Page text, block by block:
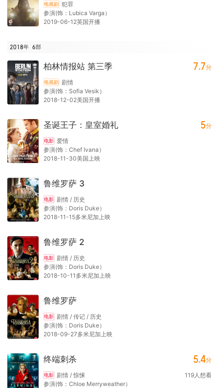
电视剧 犯罪
参演(饰：Lubica Varga）
2019-06-12英国开播
2018年 6部
柏林情报站 第三季
电视剧 剧情
参演(饰：Sofia Vesik）
2018-12-02美国开播
7.7分
圣诞王子：皇室婚礼
电影 爱情
参演(饰：Chef Ivana）
2018-11-30美国上映
5分
鲁维罗萨 3
电影 剧情 / 历史
参演(饰：Doris Duke）
2018-11-15多米尼加上映
鲁维罗萨 2
电影 剧情 / 历史
参演(饰：Doris Duke）
2018-10-11多米尼加上映
鲁维罗萨
电影 剧情 / 传记 / 历史
参演(饰：Doris Duke）
2018-09-27多米尼加上映
终端刺杀
电影 剧情 / 惊悚
参演(饰：Chloe Merryweather）
5.4分
119人想看